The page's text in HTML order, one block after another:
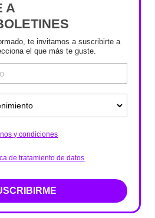
A
te invitamos a suscribirte a
el que más te guste.
y condiciones
de tratamiento de datos